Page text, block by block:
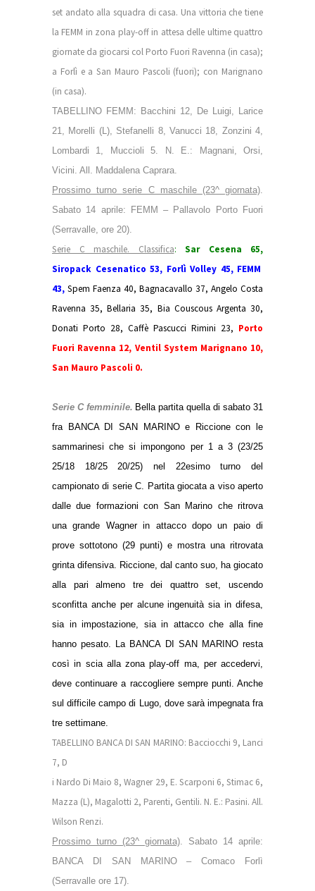
set andato alla squadra di casa. Una vittoria che tiene
la FEMM in zona play-off in attesa delle ultime quattro
giornate da giocarsi col Porto Fuori Ravenna (in casa);
a Forlì e a San Mauro Pascoli (fuori); con Marignano
(in casa).
TABELLINO FEMM: Bacchini 12, De Luigi, Larice
21, Morelli (L), Stefanelli 8, Vanucci 18, Zonzini 4,
Lombardi 1, Muccioli 5. N. E.: Magnani, Orsi,
Vicini. All. Maddalena Caprara.
Prossimo turno serie C maschile (23^ giornata).
Sabato 14 aprile: FEMM – Pallavolo Porto Fuori
(Serravalle, ore 20).
Serie C maschile. Classifica: Sar Cesena 65,
Siropack Cesenatico 53, Forlì Volley 45, FEMM
43, Spem Faenza 40, Bagnacavallo 37, Angelo Costa
Ravenna 35, Bellaria 35, Bia Couscous Argenta 30,
Donati Porto 28, Caffè Pascucci Rimini 23, Porto
Fuori Ravenna 12, Ventil System Marignano 10,
San Mauro Pascoli 0.
Serie C femminile. Bella partita quella di sabato 31
fra BANCA DI SAN MARINO e Riccione con le
sammarinesi che si impongono per 1 a 3 (23/25
25/18 18/25 20/25) nel 22esimo turno del
campionato di serie C. Partita giocata a viso aperto
dalle due formazioni con San Marino che ritrova
una grande Wagner in attacco dopo un paio di
prove sottotono (29 punti) e mostra una ritrovata
grinta difensiva. Riccione, dal canto suo, ha giocato
alla pari almeno tre dei quattro set, uscendo
sconfitta anche per alcune ingenuità sia in difesa,
sia in impostazione, sia in attacco che alla fine
hanno pesato. La BANCA DI SAN MARINO resta
così in scia alla zona play-off ma, per accedervi,
deve continuare a raccogliere sempre punti. Anche
sul difficile campo di Lugo, dove sarà impegnata fra
tre settimane.
TABELLINO BANCA DI SAN MARINO: Bacciocchi 9, Lanci
7, D
i Nardo Di Maio 8, Wagner 29, E. Scarponi 6, Stimac 6,
Mazza (L), Magalotti 2, Parenti, Gentili. N. E.: Pasini. All.
Wilson Renzi.
Prossimo turno (23^ giornata). Sabato 14 aprile:
BANCA DI SAN MARINO – Comaco Forlì
(Serravalle ore 17).